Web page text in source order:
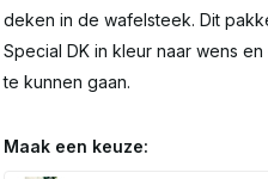
deken in de wafelsteek. Dit
Special DK in kleur naar wens
te kunnen gaan.
Maak een keuze: